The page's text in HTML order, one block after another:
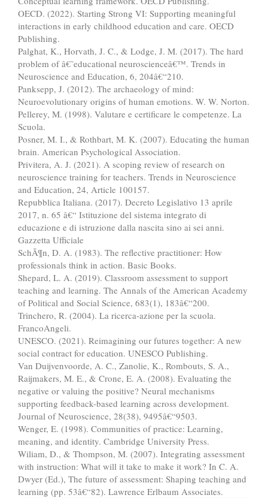
OECD. (2022). Starting Strong VI: Supporting meaningful
interactions in early childhood education and care. OECD
Publishing.
Palghat, K., Horvath, J. C., & Lodge, J. M. (2017). The hard
problem of â€˜educational neuroscienceâ€™. Trends in
Neuroscience and Education, 6, 204â€“210.
Panksepp, J. (2012). The archaeology of mind:
Neuroevolutionary origins of human emotions. W. W. Norton.
Pellerey, M. (1998). Valutare e certificare le competenze. La
Scuola.
Posner, M. I., & Rothbart, M. K. (2007). Educating the human
brain. American Psychological Association.
Privitera, A. J. (2021). A scoping review of research on
neuroscience training for teachers. Trends in Neuroscience
and Education, 24, Article 100157.
Repubblica Italiana. (2017). Decreto Legislativo 13 aprile
2017, n. 65 â€“ Istituzione del sistema integrato di
educazione e di istruzione dalla nascita sino ai sei anni.
Gazzetta Ufficiale
SchÃ¶n, D. A. (1983). The reflective practitioner: How
professionals think in action. Basic Books.
Shepard, L. A. (2019). Classroom assessment to support
teaching and learning. The Annals of the American Academy
of Political and Social Science, 683(1), 183â€“200.
Trinchero, R. (2004). La ricerca-azione per la scuola.
FrancoAngeli.
UNESCO. (2021). Reimagining our futures together: A new
social contract for education. UNESCO Publishing.
Van Duijvenvoorde, A. C., Zanolie, K., Rombouts, S. A.,
Raijmakers, M. E., & Crone, E. A. (2008). Evaluating the
negative or valuing the positive? Neural mechanisms
supporting feedback-based learning across development.
Journal of Neuroscience, 28(38), 9495â€“9503.
Wenger, E. (1998). Communities of practice: Learning,
meaning, and identity. Cambridge University Press.
Wiliam, D., & Thompson, M. (2007). Integrating assessment
with instruction: What will it take to make it work? In C. A.
Dwyer (Ed.), The future of assessment: Shaping teaching and
learning (pp. 53â€“82). Lawrence Erlbaum Associates.